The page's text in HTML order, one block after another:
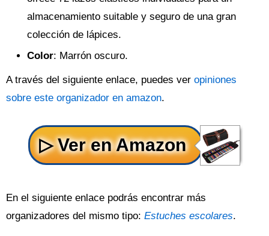
almacenamiento suitable y seguro de una gran
colección de lápices.
Color: Marrón oscuro.
A través del siguiente enlace, puedes ver opiniones
sobre este organizador en amazon.
En el siguiente enlace podrás encontrar más
organizadores del mismo tipo: Estuches escolares.